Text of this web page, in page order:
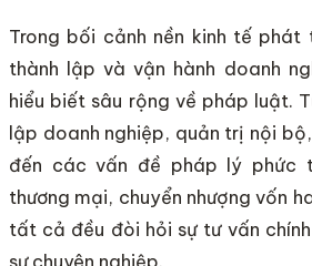
Trong bối cảnh nền kinh tế phát
thành lập và vận hành doanh
hiểu biết sâu rộng về pháp luật.
lập doanh nghiệp, quản trị nội
đến các vấn đề pháp lý phức
thương mại, chuyển nhượng vốn
tất cả đều đòi hỏi sự tư vấn